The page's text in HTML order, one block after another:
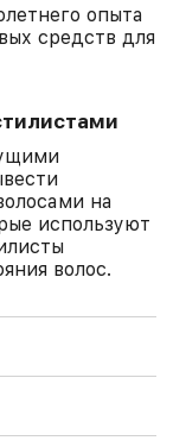
опыта
средств для
на
используют
волос.